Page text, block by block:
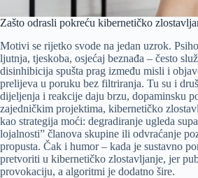
Zašto odrasli pokreću kibernetičko
Motivi se rijetko svode na jedan uzrok.
ljutnja, tjeskoba, osjećaj beznađa – često
disinhibicija spušta prag između misli i
prelijeva u poruku bez filtriranja. Tu su i
dijeljenja i reakcije daju brzu, dopaminsku
zajedničkim projektima, kibernetičko
kao strategija moći: degradiranje ugleda
lojalnosti” članova skupine ili odvraćanje
propusta. Čak i humor – kada je sustavno
pretvoriti u kibernetičko zlostavljanje, jer
provokaciju, a algoritmi je dodatno šire.